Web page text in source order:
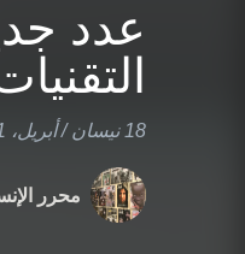
عدد
18 نيسان / أبريل، 2021
محرر